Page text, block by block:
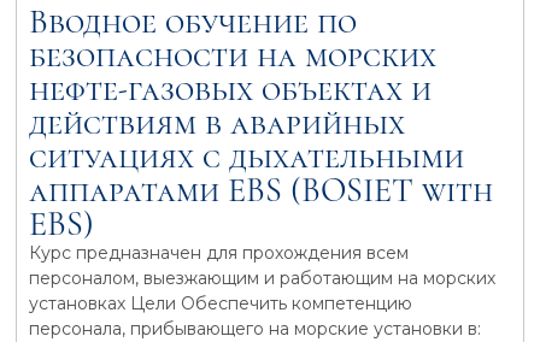
Вводное обучение по
безопасности на морcких
нефте-газовых объектах и
действиям в аварийных
ситуациях с дыхательными
аппаратами EBS (BOSIET with
EBS)
Курс предназначен для прохождения всем
персоналом, выезжающим и работающим на морских
установках Цели Обеспечить компетенцию
персонала, прибывающего на морские установки в: